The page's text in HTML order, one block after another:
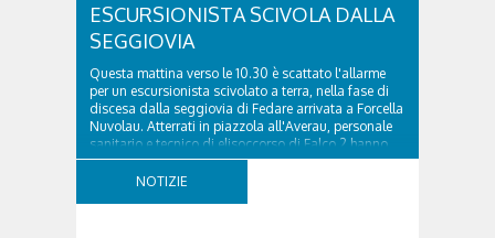
ESCURSIONISTA SCIVOLA DALLA
SEGGIOVIA
Questa mattina verso le 10.30 è scattato l'allarme
per un escursionista scivolato a terra, nella fase di
discesa dalla seggiovia di Fedare arrivata a Forcella
Nuvolau. Atterrati in piazzola all'Averau, personale
sanitario e tecnico di elisoccorso di Falco 2 hanno
raggiunto il 74enne di Teolo...
NOTIZIE